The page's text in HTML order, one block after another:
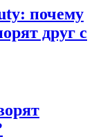
почему
друг с